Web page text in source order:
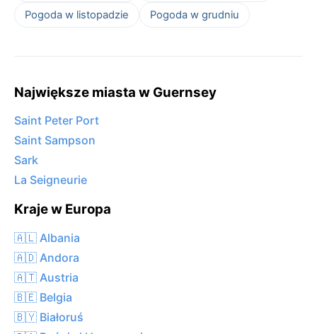
Pogoda w listopadzie
Pogoda w grudniu
Największe miasta w Guernsey
Saint Peter Port
Saint Sampson
Sark
La Seigneurie
Kraje w Europa
🇦🇱 Albania
🇦🇩 Andora
🇦🇹 Austria
🇧🇪 Belgia
🇧🇾 Białoruś